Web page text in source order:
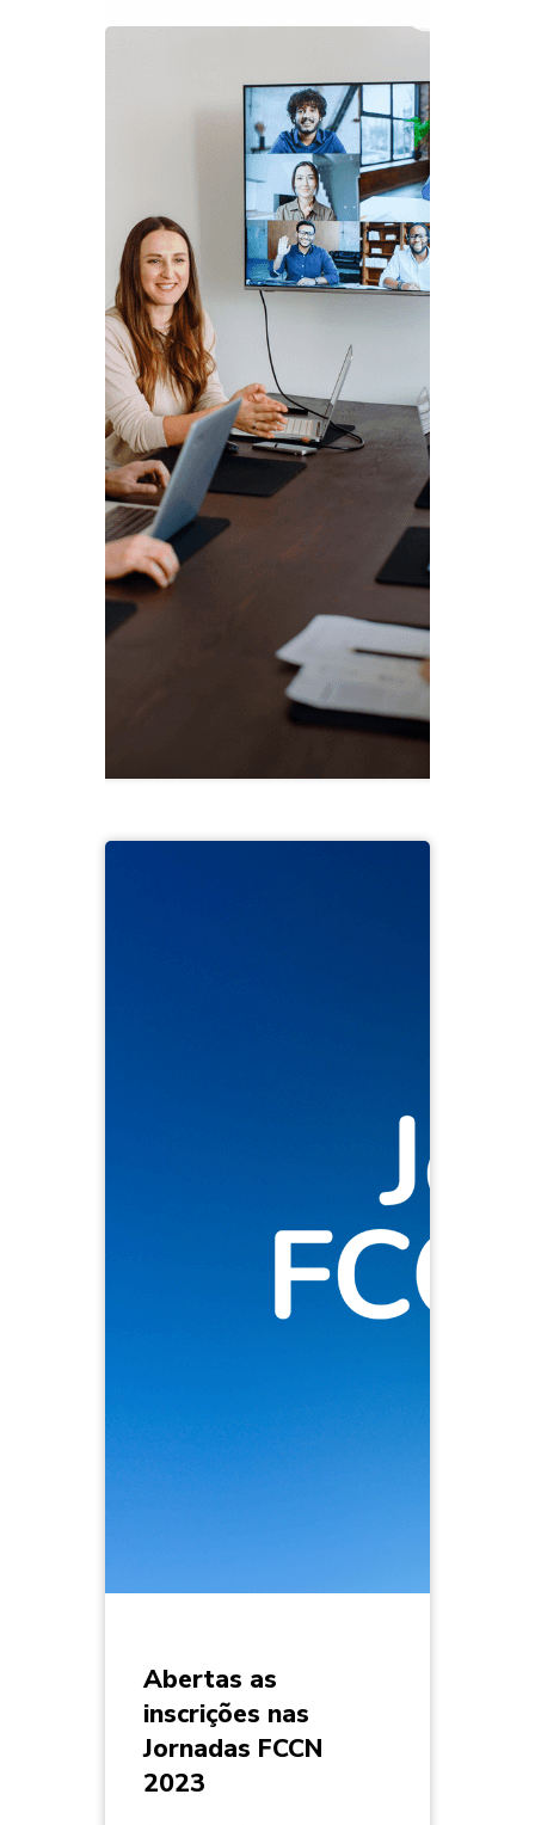
Abertas as
inscrições nas
Jornadas FCCN
2023